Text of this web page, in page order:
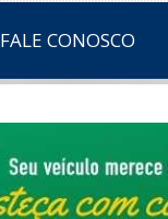
FALE CONOSCO